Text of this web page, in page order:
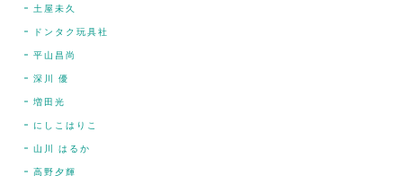
土屋未久
ドンタク玩具社
平山昌尚
深川 優
増田光
にしこはりこ
山川 はるか
高野夕輝